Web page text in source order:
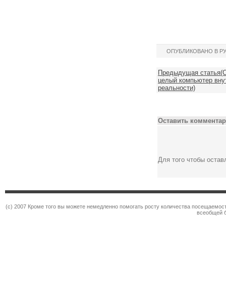
ОПУБЛИКОВАНО В
Предыдущая
целый компьютер
реальности)
Оставить
Для того чтобы
(c) 2007 Кроме того вы можете немедленно помогать росту количества
всеобщей